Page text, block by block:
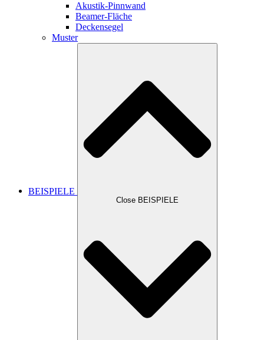
Akustik-Pinnwand
Beamer-Fläche
Deckensegel
Muster
BEISPIELE
Close BEISPIELE